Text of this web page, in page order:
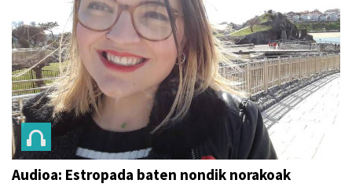
Audioa: Estropada baten nondik norakoak